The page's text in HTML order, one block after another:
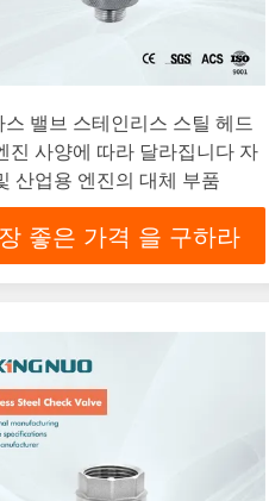
스 밸브 스테인리스 스틸 헤드
진 사양에 따라 달라집니다 자
산업용 엔진의 대체 부품
좋은 가격 을 구하라